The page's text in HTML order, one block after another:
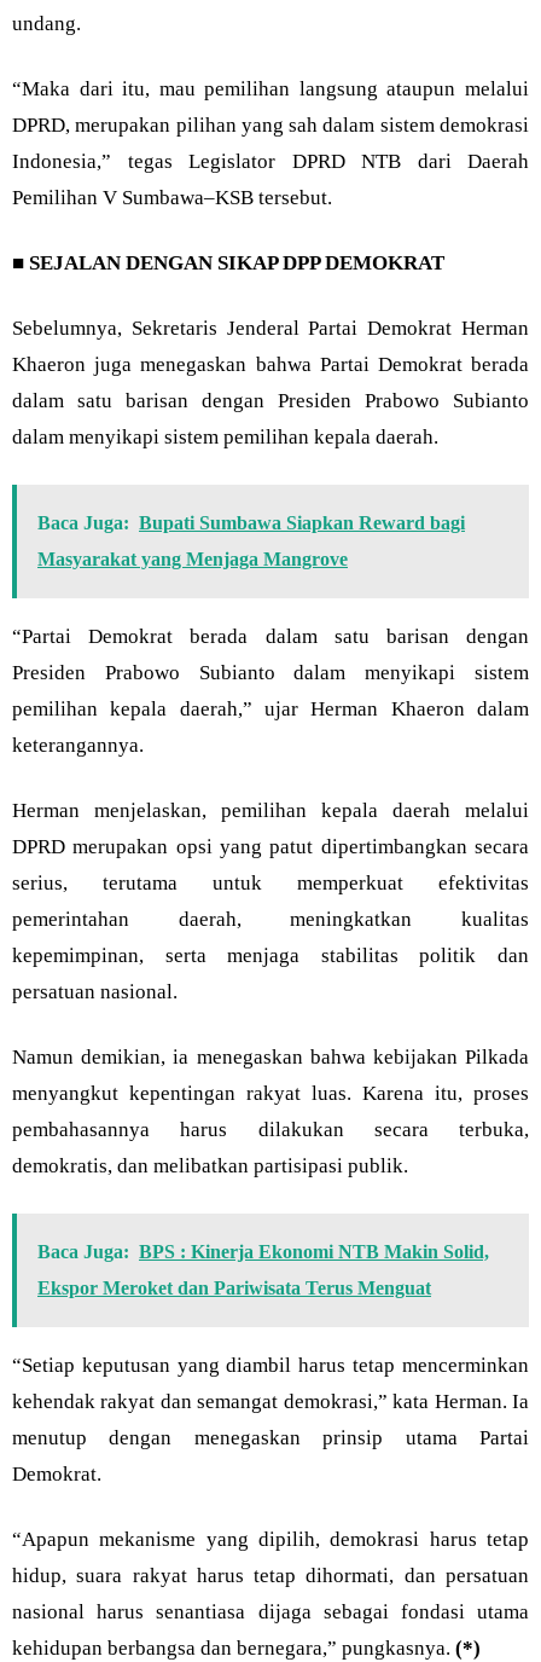
undang.
“Maka dari itu, mau pemilihan langsung ataupun melalui
DPRD, merupakan pilihan yang sah dalam sistem demokrasi
Indonesia,” tegas Legislator DPRD NTB dari Daerah
Pemilihan V Sumbawa–KSB tersebut.
■ SEJALAN DENGAN SIKAP DPP DEMOKRAT
Sebelumnya, Sekretaris Jenderal Partai Demokrat Herman
Khaeron juga menegaskan bahwa Partai Demokrat berada
dalam satu barisan dengan Presiden Prabowo Subianto
dalam menyikapi sistem pemilihan kepala daerah.
Baca Juga: Bupati Sumbawa Siapkan Reward bagi
Masyarakat yang Menjaga Mangrove
“Partai Demokrat berada dalam satu barisan dengan
Presiden Prabowo Subianto dalam menyikapi sistem
pemilihan kepala daerah,” ujar Herman Khaeron dalam
keterangannya.
Herman menjelaskan, pemilihan kepala daerah melalui
DPRD merupakan opsi yang patut dipertimbangkan secara
serius, terutama untuk memperkuat efektivitas
pemerintahan daerah, meningkatkan kualitas
kepemimpinan, serta menjaga stabilitas politik dan
persatuan nasional.
Namun demikian, ia menegaskan bahwa kebijakan Pilkada
menyangkut kepentingan rakyat luas. Karena itu, proses
pembahasannya harus dilakukan secara terbuka,
demokratis, dan melibatkan partisipasi publik.
Baca Juga: BPS : Kinerja Ekonomi NTB Makin Solid,
Ekspor Meroket dan Pariwisata Terus Menguat
“Setiap keputusan yang diambil harus tetap mencerminkan
kehendak rakyat dan semangat demokrasi,” kata Herman. Ia
menutup dengan menegaskan prinsip utama Partai
Demokrat.
“Apapun mekanisme yang dipilih, demokrasi harus tetap
hidup, suara rakyat harus tetap dihormati, dan persatuan
nasional harus senantiasa dijaga sebagai fondasi utama
kehidupan berbangsa dan bernegara,” pungkasnya. (*)